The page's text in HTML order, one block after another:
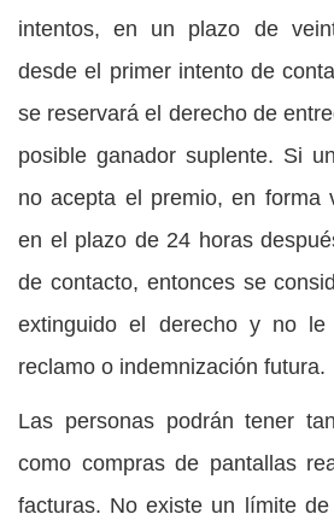
intentos, en un plazo de
desde el primer intento de
se reservará el derecho de
posible ganador suplente. Si
no acepta el premio, en forma
en el plazo de 24 horas
de contacto, entonces se
extinguido el derecho y no le
reclamo o indemnización futura.
Las personas podrán tener
como compras de pantallas
facturas. No existe un límite